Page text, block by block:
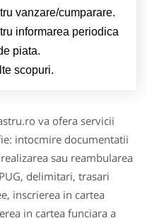
vanzare/cumparare.
informarea periodica
piata.
scopuri.
va ofera servicii
intocmire documentatii
sau reambularea
delimitari, trasari
inscrierea in cartea
in cartea funciara a